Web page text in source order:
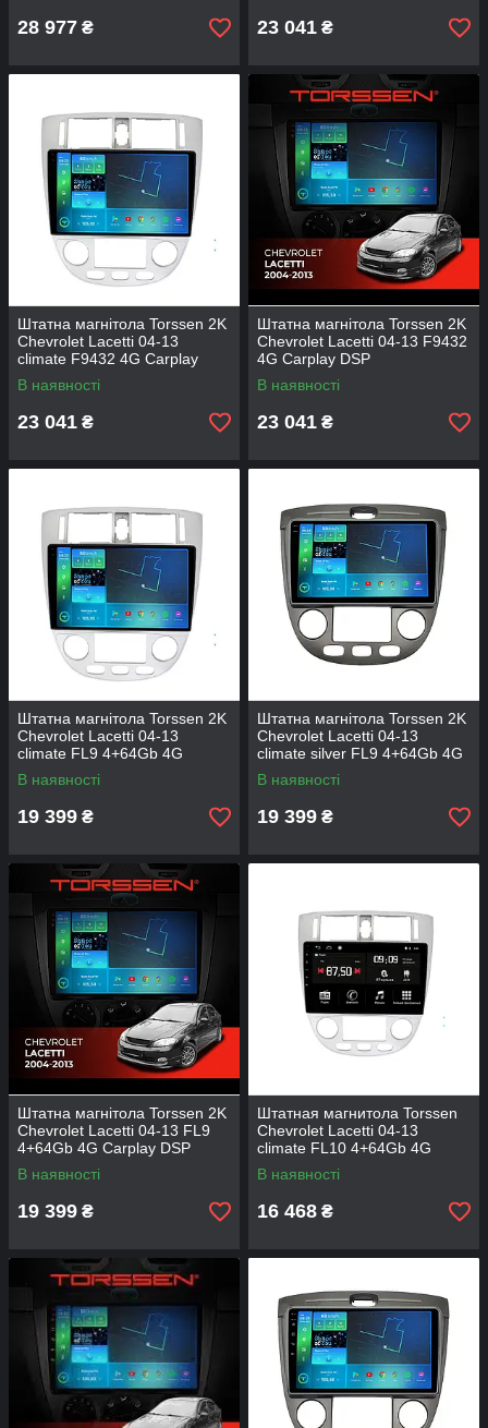
28 977 ₴ 23 041 ₴
Штатна магнітола Torssen 2K
Chevrolet Lacetti 04-13
climate F9432 4G Carplay
DSP
В наявності
23 041 ₴
Штатна магнітола Torssen 2K
Chevrolet Lacetti 04-13 F9432
4G Carplay DSP
В наявності
23 041 ₴
Штатна магнітола Torssen 2K
Chevrolet Lacetti 04-13
climate FL9 4+64Gb 4G
Carplay DSP
В наявності
19 399 ₴
Штатна магнітола Torssen 2K
Chevrolet Lacetti 04-13
climate silver FL9 4+64Gb 4G
Carplay DSP
В наявності
19 399 ₴
Штатна магнітола Torssen 2K
Chevrolet Lacetti 04-13 FL9
4+64Gb 4G Carplay DSP
В наявності
19 399 ₴
Штатная магнитола Torssen
Chevrolet Lacetti 04-13
climate FL10 4+64Gb 4G
Carplay DSP
В наявності
16 468 ₴